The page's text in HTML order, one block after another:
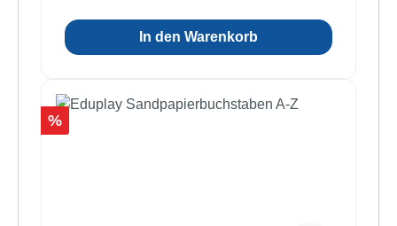
In den Warenkorb
Rabatt
%